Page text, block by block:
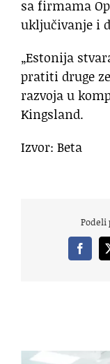
sa firmama
uključivanje i
„Estonija
pratiti druge
razvoja u
Kingsland.
Izvor: Beta
Podeli